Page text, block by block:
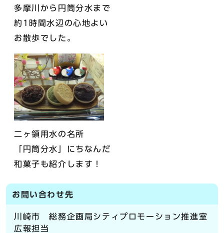
多摩川から円筒分水まで
約1時間水辺の心地よい
お散歩でした。
二ヶ領用水の名所
「円筒分水」にちなんだ
和菓子も紹介します！
お問い合わせ先
川崎市 総務企画局シティプロモーション推進室
広報担当